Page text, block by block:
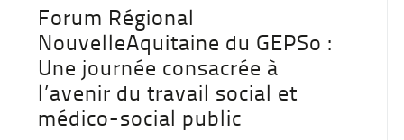
Forum Régional
NouvelleAquitaine du GEPSo :
Une journée consacrée à
l’avenir du travail social et
médico-social public